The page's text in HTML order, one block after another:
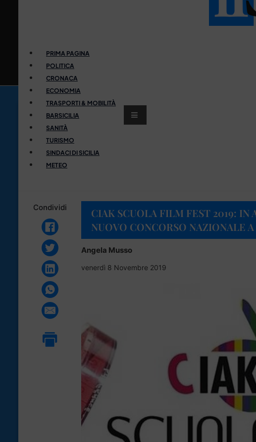
PRIMA PAGINA
POLITICA
CRONACA
ECONOMIA
TRASPORTI & MOBILITÀ
BARSICILIA
SANITÀ
TURISMO
SINDACI DI SICILIA
METEO
Condividi
CIAK SCUOLA FILM FEST 2019: IN
NUOVO CONCORSO NAZIONALE
Angela Musso
venerdì 8 Novembre 2019